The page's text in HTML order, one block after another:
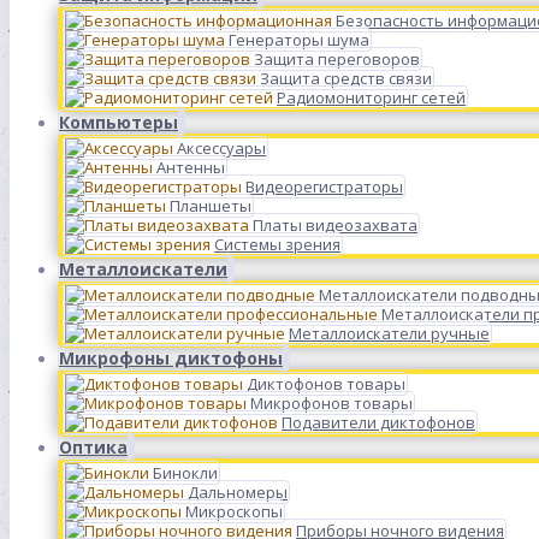
Безопасность
Генераторы шума
Защита переговоров
Защита средств связи
Радиомониторинг сетей
Компьютеры
Аксессуары
Антенны
Видеорегистраторы
Планшеты
Платы видеозахвата
Системы зрения
Металлоискатели
Металлоискатели
Металлоискатели
Металлоискатели ручные
Микрофоны диктофоны
Диктофонов товары
Микрофонов товары
Подавители диктофонов
Оптика
Бинокли
Дальномеры
Микроскопы
Приборы ночного видения